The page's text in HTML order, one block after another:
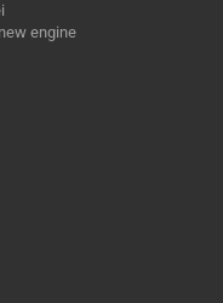
engine